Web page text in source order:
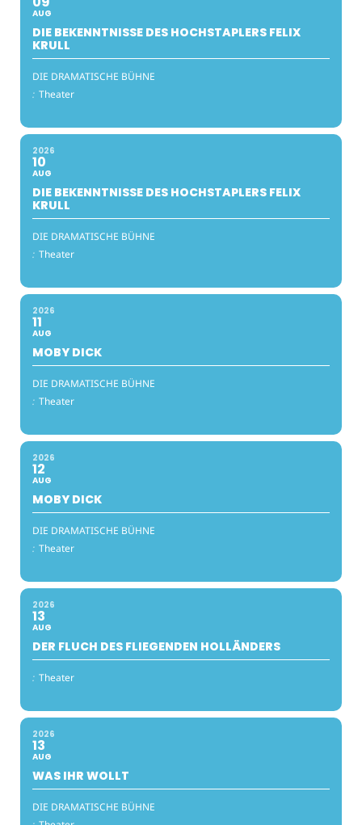
AUG
DIE BEKENNTNISSE DES HOCHSTAPLERS FELIX
KRULL
DIE DRAMATISCHE BÜHNE
: Theater
2026
10
AUG
DIE BEKENNTNISSE DES HOCHSTAPLERS FELIX
KRULL
DIE DRAMATISCHE BÜHNE
: Theater
2026
11
AUG
MOBY DICK
DIE DRAMATISCHE BÜHNE
: Theater
2026
12
AUG
MOBY DICK
DIE DRAMATISCHE BÜHNE
: Theater
2026
13
AUG
DER FLUCH DES FLIEGENDEN HOLLÄNDERS
: Theater
2026
13
AUG
WAS IHR WOLLT
DIE DRAMATISCHE BÜHNE